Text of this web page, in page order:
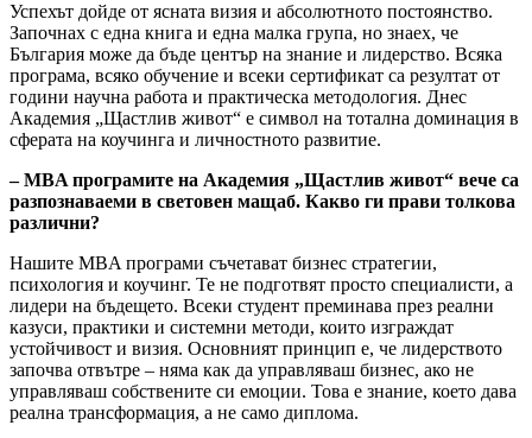
Успехът дойде от ясната визия и абсолютното постоянство.
Започнах с една книга и една малка група, но знаех, че
България може да бъде център на знание и лидерство. Всяка
програма, всяко обучение и всеки сертификат са резултат от
години научна работа и практическа методология. Днес
Академия „Щастлив живот“ е символ на тотална доминация в
сферата на коучинга и личностното развитие.
– MBA програмите на Академия „Щастлив живот“ вече са
разпознаваеми в световен мащаб. Какво ги прави толкова
различни?
Нашите MBA програми съчетават бизнес стратегии,
психология и коучинг. Те не подготвят просто специалисти, а
лидери на бъдещето. Всеки студент преминава през реални
казуси, практики и системни методи, които изграждат
устойчивост и визия. Основният принцип е, че лидерството
започва отвътре – няма как да управляваш бизнес, ако не
управляваш собствените си емоции. Това е знание, което дава
реална трансформация, а не само диплома.